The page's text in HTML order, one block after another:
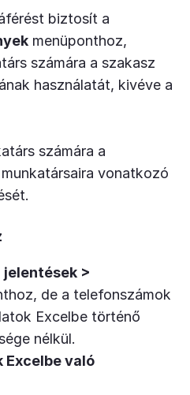
biztosít a
menüponthoz,
számára a szakasz
használatát, kivéve a
számára a
vonatkozó
jelentések >
de a telefonszámok
Excelbe történő
nélkül.
Excelbe való